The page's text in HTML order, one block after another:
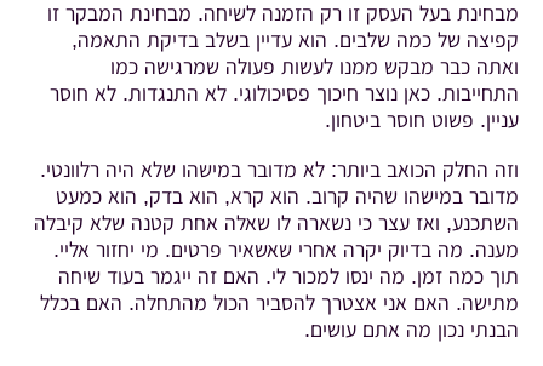
מבחינת בעל העסק זו רק הזמנה לשיחה. מבחינת המבקר זו
קפיצה של כמה שלבים. הוא עדיין בשלב בדיקת התאמה,
ואתה כבר מבקש ממנו לעשות פעולה שמרגישה כמו
התחייבות. כאן נוצר חיכוך פסיכולוגי. לא התנגדות. לא חוסר
עניין. פשוט חוסר ביטחון.
וזה החלק הכואב ביותר: לא מדובר במישהו שלא היה רלוונטי.
מדובר במישהו שהיה קרוב. הוא קרא, הוא בדק, הוא כמעט
השתכנע, ואז עצר כי נשארה לו שאלה אחת קטנה שלא קיבלה
מענה. מה בדיוק יקרה אחרי שאשאיר פרטים. מי יחזור אליי.
תוך כמה זמן. מה ינסו למכור לי. האם זה ייגמר בעוד שיחה
מתישה. האם אני אצטרך להסביר הכול מהתחלה. האם בכלל
הבנתי נכון מה אתם עושים.